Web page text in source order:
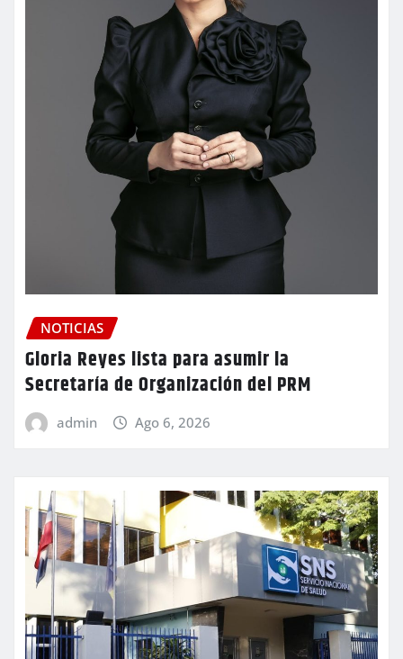
NOTICIAS
Gloria Reyes lista para asumir la
Secretaría de Organización del PRM
admin Ago 6, 2026